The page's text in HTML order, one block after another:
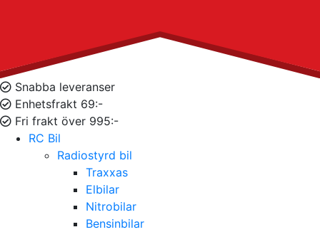
Snabba leveranser
Enhetsfrakt 69:-
Fri frakt över 995:-
RC Bil
Radiostyrd bil
Traxxas
Elbilar
Nitrobilar
Bensinbilar